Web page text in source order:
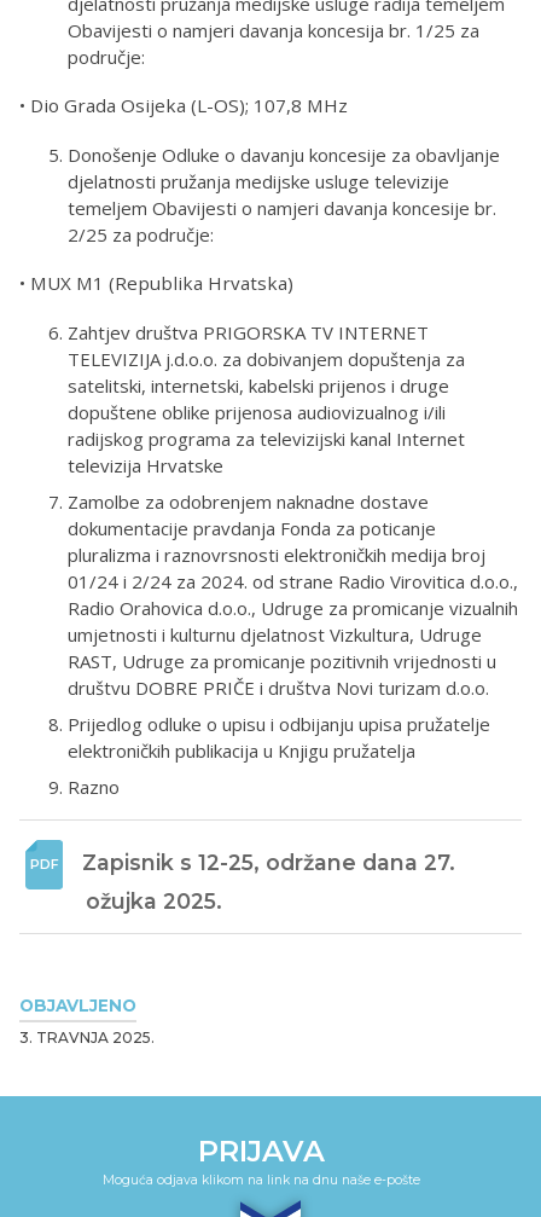
OBJAVLJENO
3. TRAVNJA 2025.
Obavijesti o namjeri davanja koncesija br. 1/25 za
područje:
• Dio Grada Osijeka (L-OS); 107,8 MHz
Donošenje Odluke o davanju koncesije za obavljanje
djelatnosti pružanja medijske usluge televizije
temeljem Obavijesti o namjeri davanja koncesije br.
2/25 za područje:
• MUX M1 (Republika Hrvatska)
Zahtjev društva PRIGORSKA TV INTERNET
TELEVIZIJA j.d.o.o. za dobivanjem dopuštenja za
satelitski, internetski, kabelski prijenos i druge
dopuštene oblike prijenosa audiovizualnog i/ili
radijskog programa za televizijski kanal Internet
televizija Hrvatske
Zamolbe za odobrenjem naknadne dostave
dokumentacije pravdanja Fonda za poticanje
pluralizma i raznovrsnosti elektroničkih medija broj
01/24 i 2/24 za 2024. od strane Radio Virovitica d.o.o.,
Radio Orahovica d.o.o., Udruge za promicanje vizualnih
umjetnosti i kulturnu djelatnost Vizkultura, Udruge
RAST, Udruge za promicanje pozitivnih vrijednosti u
društvu DOBRE PRIČE i društva Novi turizam d.o.o.
Prijedlog odluke o upisu i odbijanju upisa pružatelje
elektroničkih publikacija u Knjigu pružatelja
Razno
Zapisnik s 12-25, održane dana 27.
ožujka 2025.
PRIJAVA
Moguća odjava klikom na link na dnu naše e-pošte